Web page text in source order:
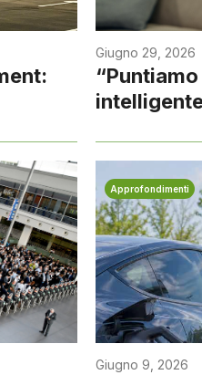
Giugno 29, 2026
Approfondimenti
Giugno 9, 2026